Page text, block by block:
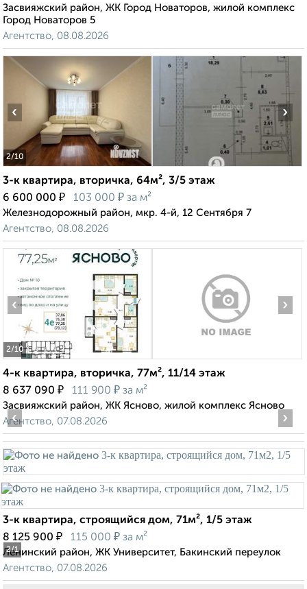
Засвияжский район, ЖК Город Новаторов, жилой комплекс
Город Новаторов 5
Агентство, 08.08.2026
2/10
‹ ›
3-к квартира, вторичка, 64м², 3/5 этаж
6 600 000 ₽ 103 000 ₽ за м²
Железнодорожный район, мкр. 4-й, 12 Сентября 7
Агентство, 08.08.2026
2/10
‹ ›
4-к квартира, вторичка, 77м², 11/14 этаж
8 637 090 ₽ 111 900 ₽ за м²
Засвияжский район, ЖК Ясново, жилой комплекс Ясново
Агентство, 07.08.2026
2/1
‹ ›
3-к квартира, строящийся дом, 71м², 1/5 этаж
8 125 900 ₽ 115 000 ₽ за м²
Ленинский район, ЖК Университет, Бакинский переулок
Агентство, 07.08.2026